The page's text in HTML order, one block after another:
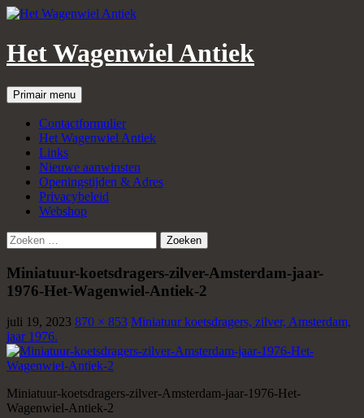
Het Wagenwiel Antiek
Zoeken
Primair menu
naar
inhoud
Contactformulier
Het Wagenwiel Antiek
Links
Nieuwe aanwinsten
Openingstijden & Adres
Privacybeleid
Webshop
Zoeken
naar:
Miniatuur-koetsdragers-zilver-Amsterdam-jaar-
1976-Het-Wagenwiel-Antiek-2
juli 19, 2023 870 × 853 Miniatuur koetsdragers, zilver, Amsterdam,
jaar 1976.
Miniatuur-koetsdragers-zilver-Amsterdam-jaar-1976-Het-
Wagenwiel-Antiek-2